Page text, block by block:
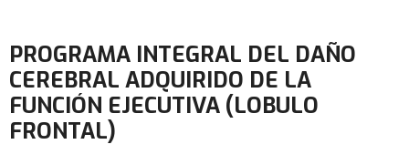
PROGRAMA INTEGRAL DEL DAÑO
CEREBRAL ADQUIRIDO DE LA
FUNCIÓN EJECUTIVA (LOBULO
FRONTAL)